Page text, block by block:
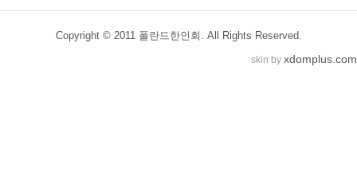
Copyright © 2011 폴란드한인회. All Rights Reserved.
skin by xdomplus.com